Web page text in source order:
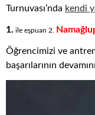
Turnuvası’nda kendi
1. ile eşpuan 2.
Öğrencimizi ve
başarılarının